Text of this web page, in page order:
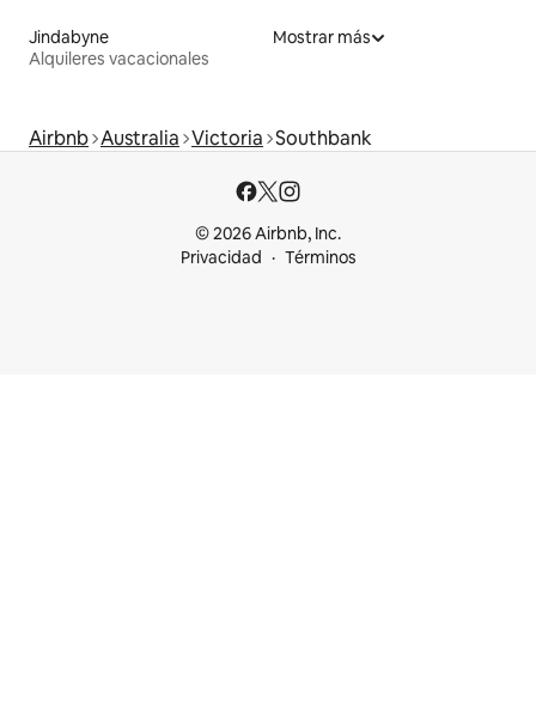
Jindabyne
Alquileres vacacionales
Mostrar más
Airbnb Australia Victoria Southbank
© 2026 Airbnb, Inc.
Privacidad
Términos